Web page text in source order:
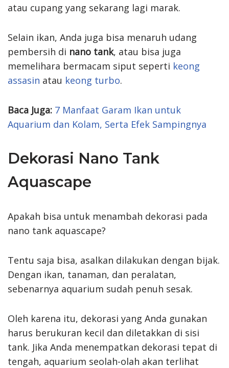
atau cupang yang sekarang lagi marak.
Selain ikan, Anda juga bisa menaruh udang
pembersih di nano tank, atau bisa juga
memelihara bermacam siput seperti keong
assasin atau keong turbo.
Baca Juga: 7 Manfaat Garam Ikan untuk
Aquarium dan Kolam, Serta Efek Sampingnya
Dekorasi Nano Tank
Aquascape
Apakah bisa untuk menambah dekorasi pada
nano tank aquascape?
Tentu saja bisa, asalkan dilakukan dengan bijak.
Dengan ikan, tanaman, dan peralatan,
sebenarnya aquarium sudah penuh sesak.
Oleh karena itu, dekorasi yang Anda gunakan
harus berukuran kecil dan diletakkan di sisi
tank. Jika Anda menempatkan dekorasi tepat di
tengah, aquarium seolah-olah akan terlihat